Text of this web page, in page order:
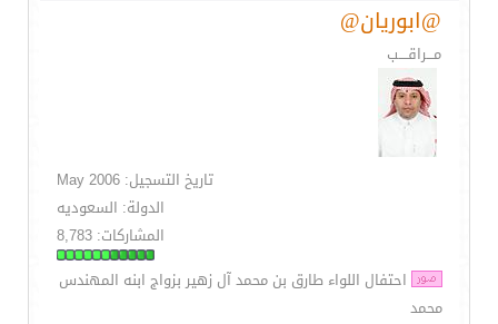
@ابوريان@
مـــراقــــب
تاريخ التسجيل: May 2006
الدولة: السعوديه
المشاركات: 8,783
احتفال اللواء طارق بن محمد آل زهير بزواج ابنه المهندس
محمد